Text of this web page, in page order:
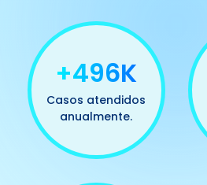
+500K
Casos atendidos
anualmente.